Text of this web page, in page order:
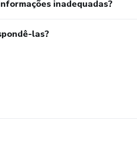
inadequadas?
las?